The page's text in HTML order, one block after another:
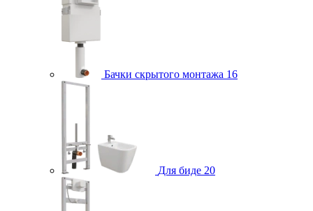
Бачки скрытого монтажа 16
Для биде 20